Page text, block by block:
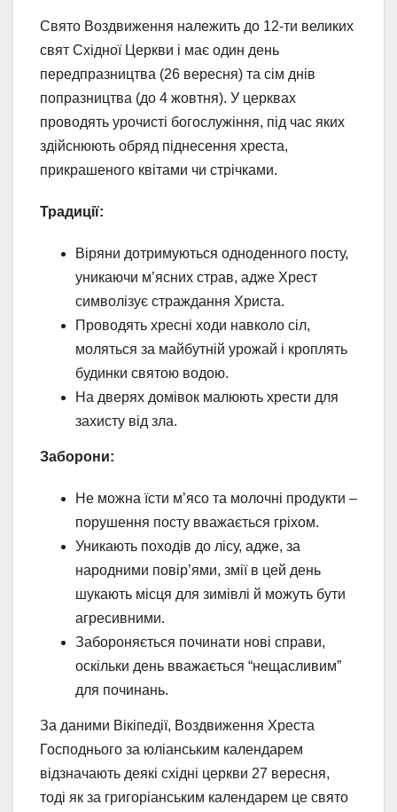
Свято Воздвиження належить до 12-ти великих
свят Східної Церкви і має один день
передпразництва (26 вересня) та сім днів
попразництва (до 4 жовтня). У церквах
проводять урочисті богослужіння, під час яких
здійснюють обряд піднесення хреста,
прикрашеного квітами чи стрічками.
Традиції:
Віряни дотримуються одноденного посту,
уникаючи м’ясних страв, адже Хрест
символізує страждання Христа.
Проводять хресні ходи навколо сіл,
моляться за майбутній урожай і кроплять
будинки святою водою.
На дверях домівок малюють хрести для
захисту від зла.
Заборони:
Не можна їсти м’ясо та молочні продукти –
порушення посту вважається гріхом.
Уникають походів до лісу, адже, за
народними повір’ями, змії в цей день
шукають місця для зимівлі й можуть бути
агресивними.
Забороняється починати нові справи,
оскільки день вважається “нещасливим”
для починань.
За даними Вікіпедії, Воздвиження Хреста
Господнього за юліанським календарем
відзначають деякі східні церкви 27 вересня,
тоді як за григоріанським календарем це свято